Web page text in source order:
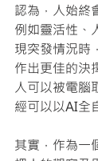
認為，人始終
例如靈活性、
現突發情況時
作出更佳的決
人可以被電腦
經可以以AI全
其實，作為一